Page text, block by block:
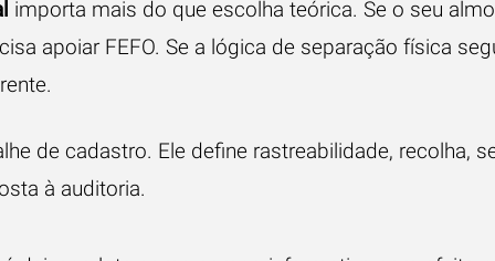
importa mais do que escolha teórica. Se o seu
apoiar FEFO. Se a lógica de separação física
de cadastro. Ele define rastreabilidade, recolha,
à auditoria.